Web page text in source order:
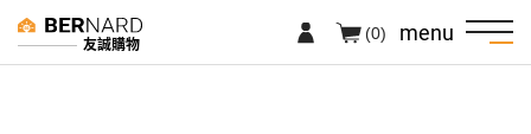
友誠購物 menu
(0)